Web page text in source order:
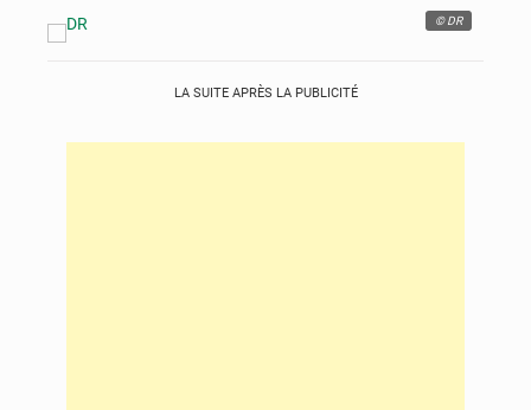
© DR
LA SUITE APRÈS LA PUBLICITÉ